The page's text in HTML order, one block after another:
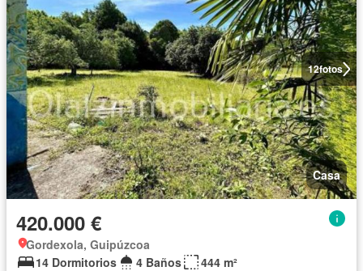
12fotos
Casa
420.000 €
Gordexola, Guipúzcoa
14 Dormitorios
4 Baños
444 m²